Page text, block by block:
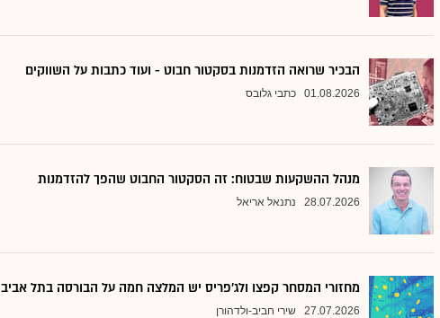
הבכיר שרואה הזדמנות בסקטור חבוט - ועוד כתבות על השווקים
01.08.2026 כתבי גלובס
מנהל ההשקעות שבטוח: זה הסקטור החבוט שהפך להזדמנות
28.07.2026 נתנאל אריאל
מחזורי המסחר קפצו ולג'פריס יש המלצה חמה על הבורסה בתל אביב
27.07.2026 שירי חביב-ולדהורן